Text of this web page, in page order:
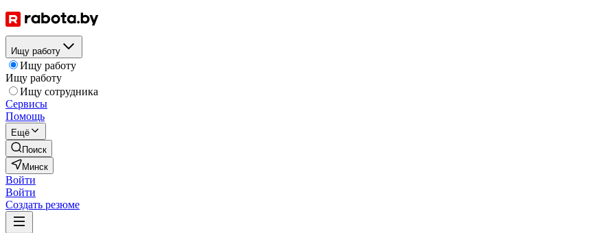
Ищу работу
Ищу работу
Ищу работу
Ищу сотрудника
Сервисы
Помощь
Ещё
Поиск
Минск
Войти
Войти
Создать резюме